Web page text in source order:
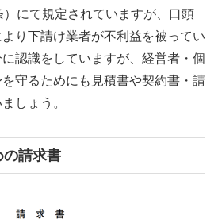
にて規定されていますが、口頭
り下請け業者が不利益を被ってい
認識をしていますが、経営者・個
守るためにも見積書や契約書・請
しょう。
の請求書